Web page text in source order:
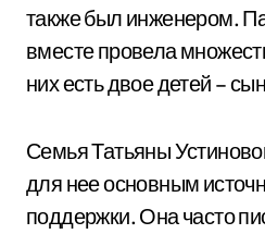
также был инженером.
вместе провела
них есть двое детей –
Семья Татьяны
для нее основным
поддержки. Она часто